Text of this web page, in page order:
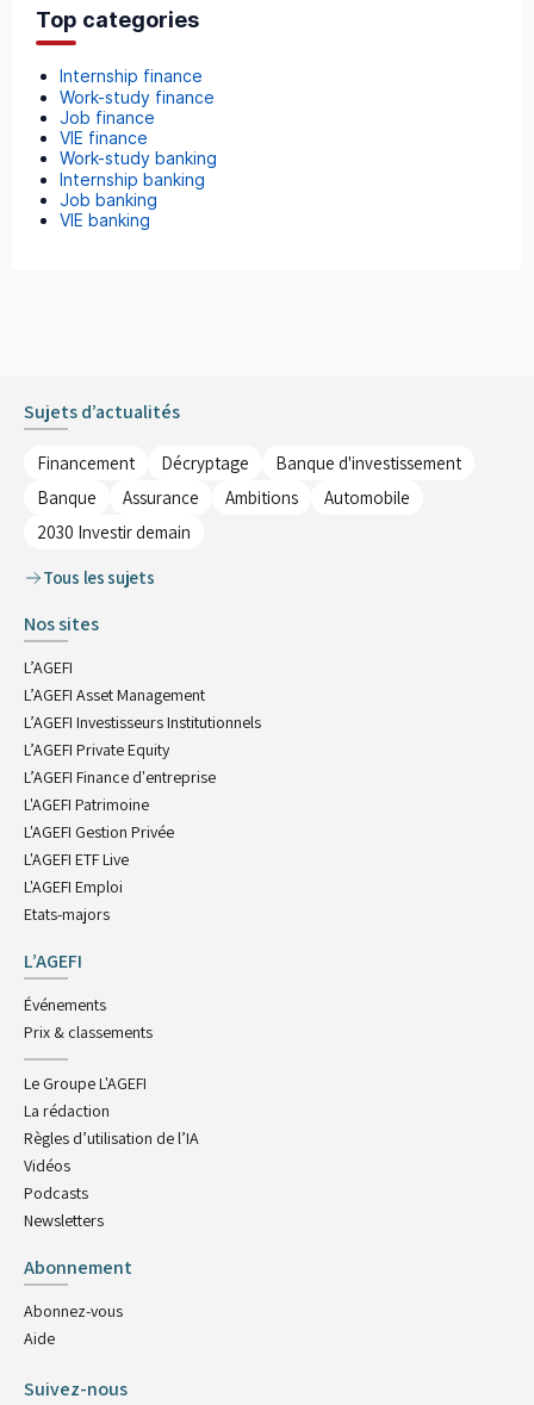
Top categories
Internship finance
Work-study finance
Job finance
VIE finance
Work-study banking
Internship banking
Job banking
VIE banking
Sujets d’actualités
Financement Décryptage
Banque d'investissement
Banque
Assurance Ambitions
Automobile
2030 Investir demain
Tous les sujets
Nos sites
L’AGEFI
L’AGEFI Asset Management
L’AGEFI Investisseurs Institutionnels
L’AGEFI Private Equity
L’AGEFI Finance d'entreprise
L'AGEFI Patrimoine
L'AGEFI Gestion Privée
L'AGEFI ETF Live
L'AGEFI Emploi
Etats-majors
L’AGEFI
Événements
Prix & classements
Le Groupe L'AGEFI
La rédaction
Règles d’utilisation de l’IA
Vidéos
Podcasts
Newsletters
Abonnement
Abonnez-vous
Aide
Suivez-nous